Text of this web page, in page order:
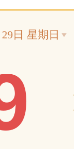
日 星期日